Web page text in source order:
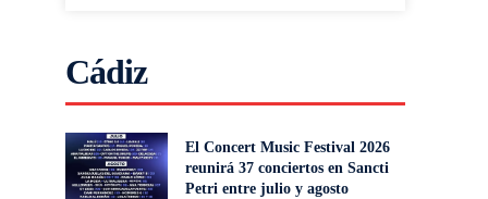
Cádiz
El Concert Music Festival 2026
reunirá 37 conciertos en Sancti
Petri entre julio y agosto